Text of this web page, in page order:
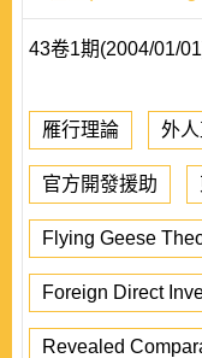
43卷1期(2004/01/
雁行理論 外
官方開發援助
Flying Geese
Foreign Direct
Revealed